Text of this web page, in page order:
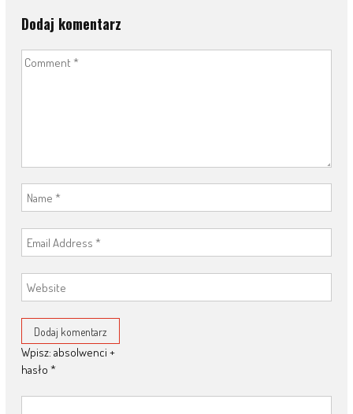
Dodaj komentarz
Wpisz: absolwenci +
hasło *